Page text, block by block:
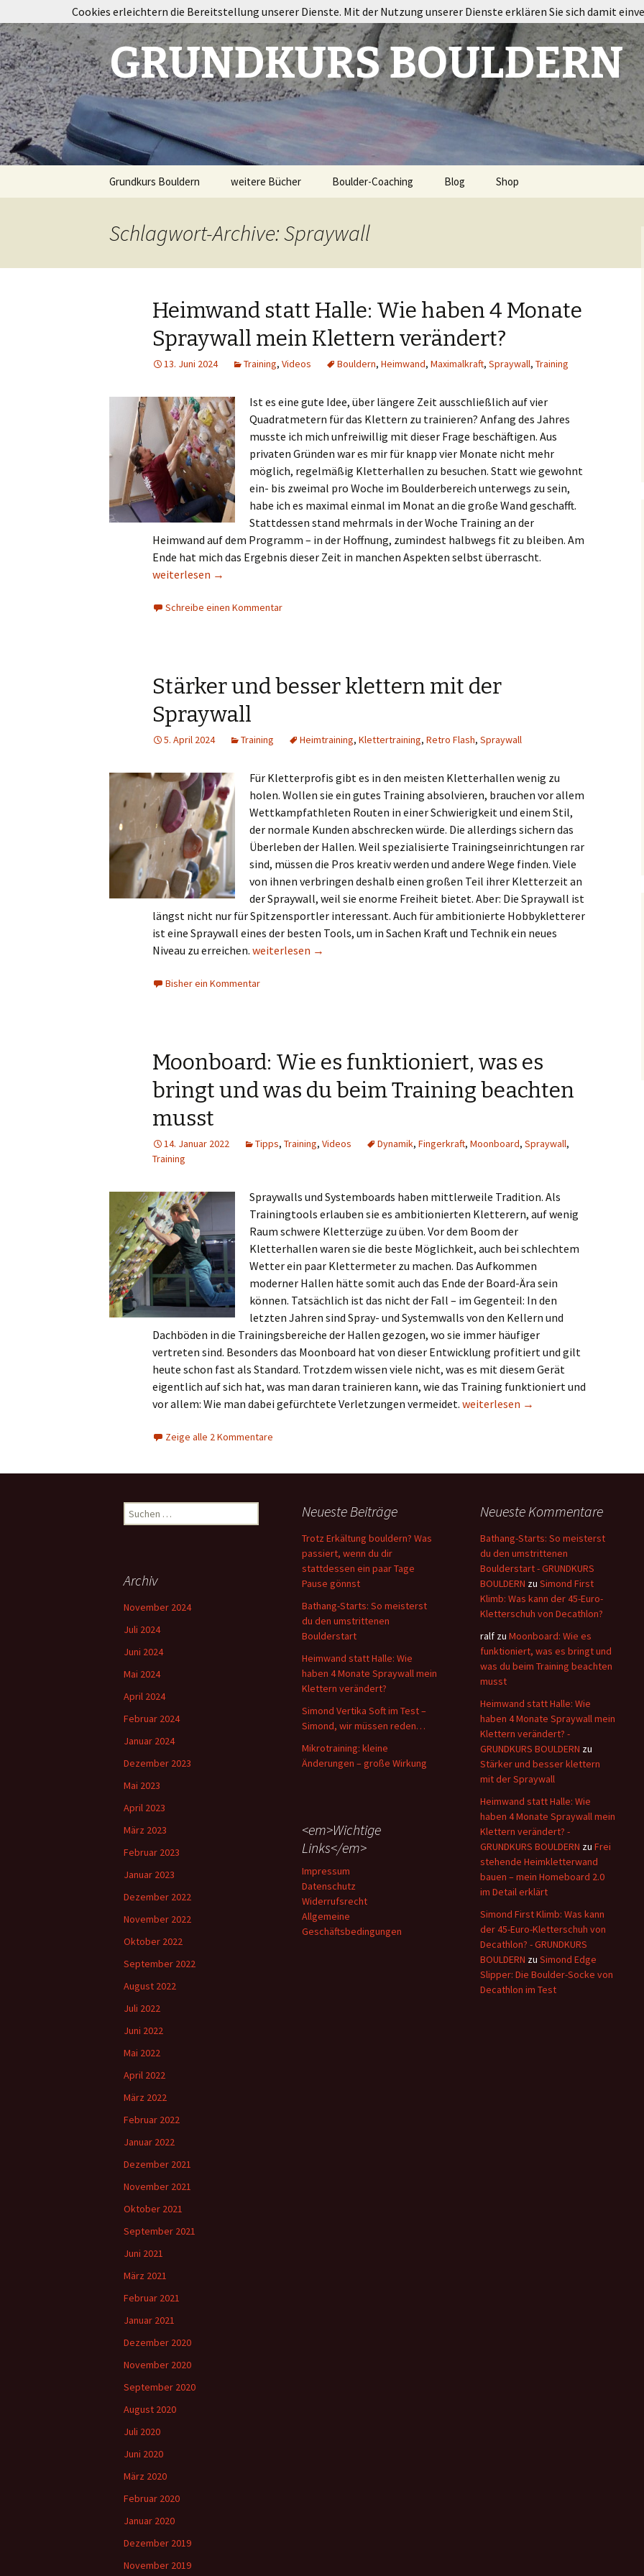
GRUNDKURS BOULDERN
Grundkurs Bouldern weitere Bücher
Bouldertraining
Boulder-Coaching Blog Shop
Schlagwort-Archive: Spraywall
Heimwand statt Halle: Wie haben 4 Monate
Spraywall mein Klettern verändert?
13. Juni 2024 Training, Videos Bouldern, Heimwand, Maximalkraft, Spraywall, Training
Ist es eine gute Idee, über längere Zeit ausschließlich auf vier
Quadratmetern für das Klettern zu trainieren? Anfang des Jahres
musste ich mich unfreiwillig mit dieser Frage beschäftigen. Aus
privaten Gründen war es mir für knapp vier Monate nicht mehr
möglich, regelmäßig Kletterhallen zu besuchen. Statt wie gewohnt
ein- bis zweimal pro Woche im Boulderbereich unterwegs zu sein,
habe ich es maximal einmal im Monat an die große Wand geschafft.
Stattdessen stand mehrmals in der Woche Training an der
Heimwand auf dem Programm – in der Hoffnung, zumindest halbwegs fit zu bleiben. Am
Ende hat mich das Ergebnis dieser Zeit in manchen Aspekten selbst überrascht.
Heimwand statt Halle: Wie haben 4 Monate Spraywall mein Klettern verändert?
weiterlesen →
Schreibe einen Kommentar
Stärker und besser klettern mit der
Spraywall
5. April 2024 Training Heimtraining, Klettertraining, Retro Flash, Spraywall
Für Kletterprofis gibt es in den meisten Kletterhallen wenig zu
holen. Wollen sie ein gutes Training absolvieren, brauchen vor allem
Wettkampfathleten Routen in einer Schwierigkeit und einem Stil,
der normale Kunden abschrecken würde. Die allerdings sichern das
Überleben der Hallen. Weil spezialisierte Trainingseinrichtungen rar
sind, müssen die Pros kreativ werden und andere Wege finden. Viele
von ihnen verbringen deshalb einen großen Teil ihrer Kletterzeit an
der Spraywall, weil sie enorme Freiheit bietet. Aber: Die Spraywall ist
längst nicht nur für Spitzensportler interessant. Auch für ambitionierte Hobbykletterer
ist eine Spraywall eines der besten Tools, um in Sachen Kraft und Technik ein neues
Niveau zu erreichen. Stärker und besser klettern mit der Spraywall
weiterlesen →
Bisher ein Kommentar
Moonboard: Wie es funktioniert, was es
bringt und was du beim Training beachten
musst
14. Januar 2022 Tipps, Training, Videos Dynamik, Fingerkraft, Moonboard, Spraywall,
Training
Spraywalls und Systemboards haben mittlerweile Tradition. Als
Trainingtools erlauben sie es ambitionierten Kletterern, auf wenig
Raum schwere Kletterzüge zu üben. Vor dem Boom der
Kletterhallen waren sie die beste Möglichkeit, auch bei schlechtem
Wetter ein paar Klettermeter zu machen. Das Aufkommen
moderner Hallen hätte somit auch das Ende der Board-Ära sein
können. Tatsächlich ist das nicht der Fall – im Gegenteil: In den
letzten Jahren sind Spray- und Systemwalls von den Kellern und
Dachböden in die Trainingsbereiche der Hallen gezogen, wo sie immer häufiger
vertreten sind. Besonders das Moonboard hat von dieser Entwicklung profitiert und gilt
heute schon fast als Standard. Trotzdem wissen viele nicht, was es mit diesem Gerät
eigentlich auf sich hat, was man daran trainieren kann, wie das Training funktioniert und
vor allem: Wie man dabei gefürchtete Verletzungen vermeidet. Moonboard: Wie es funktioniert, was
weiterlesen →
Zeige alle 2 Kommentare
Suchen
nach:
Neueste Beiträge
Trotz Erkältung bouldern? Was
passiert, wenn du dir
stattdessen ein paar Tage
Pause gönnst
Bathang-Starts: So meisterst
du den umstrittenen
Boulderstart
Heimwand statt Halle: Wie
haben 4 Monate Spraywall mein
Klettern verändert?
Simond Vertika Soft im Test –
Simond, wir müssen reden…
Mikrotraining: kleine
Änderungen – große Wirkung
Neueste Kommentare
Bathang-Starts: So meisterst
du den umstrittenen
Boulderstart - GRUNDKURS
BOULDERN zu Simond First
Klimb: Was kann der 45-Euro-
Kletterschuh von Decathlon?
ralf zu Moonboard: Wie es
funktioniert, was es bringt und
was du beim Training beachten
musst
Heimwand statt Halle: Wie
haben 4 Monate Spraywall mein
Klettern verändert? -
GRUNDKURS BOULDERN zu
Stärker und besser klettern
mit der Spraywall
Heimwand statt Halle: Wie
haben 4 Monate Spraywall mein
Klettern verändert? -
GRUNDKURS BOULDERN zu Frei
stehende Heimkletterwand
bauen – mein Homeboard 2.0
im Detail erklärt
Simond First Klimb: Was kann
der 45-Euro-Kletterschuh von
Decathlon? - GRUNDKURS
BOULDERN zu Simond Edge
Slipper: Die Boulder-Socke von
Decathlon im Test
Archiv
November 2024
Juli 2024
Juni 2024
Mai 2024
April 2024
Februar 2024
Januar 2024
Dezember 2023
Mai 2023
April 2023
März 2023
Februar 2023
Januar 2023
Dezember 2022
November 2022
Oktober 2022
September 2022
August 2022
Juli 2022
Juni 2022
Mai 2022
April 2022
März 2022
Februar 2022
Januar 2022
Dezember 2021
November 2021
Oktober 2021
September 2021
Juni 2021
März 2021
Februar 2021
Januar 2021
Dezember 2020
November 2020
September 2020
August 2020
Juli 2020
Juni 2020
März 2020
Februar 2020
Januar 2020
Dezember 2019
November 2019
<em>Wichtige
Links</em>
Impressum
Datenschutz
Widerrufsrecht
Allgemeine
Geschäftsbedingungen
Cookies erleichtern die Bereitstellung unserer Dienste. Mit der Nutzung unserer Dienste erklären Sie sich damit